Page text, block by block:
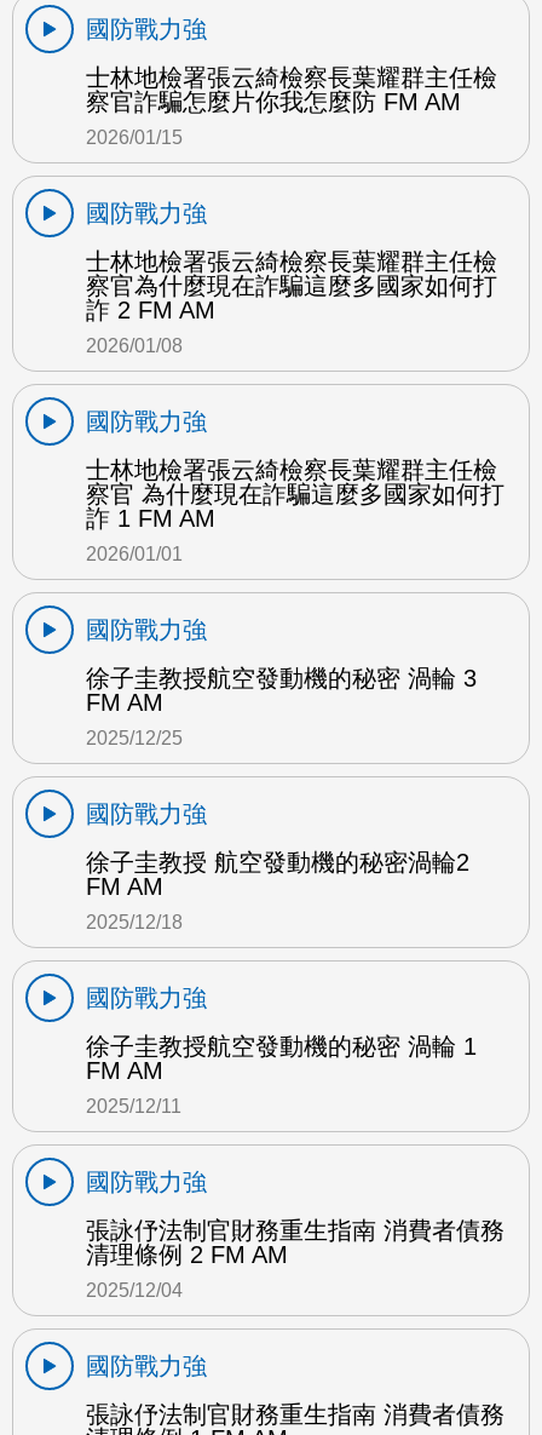
國防戰力強
士林地檢署張云綺檢察長葉耀群主任檢
察官詐騙怎麼片你我怎麼防 FM AM
2026/01/15
國防戰力強
士林地檢署張云綺檢察長葉耀群主任檢
察官為什麼現在詐騙這麼多國家如何打
詐 2 FM AM
2026/01/08
國防戰力強
士林地檢署張云綺檢察長葉耀群主任檢
察官 為什麼現在詐騙這麼多國家如何打
詐 1 FM AM
2026/01/01
國防戰力強
徐子圭教授航空發動機的秘密 渦輪 3
FM AM
2025/12/25
國防戰力強
徐子圭教授 航空發動機的秘密渦輪2
FM AM
2025/12/18
國防戰力強
徐子圭教授航空發動機的秘密 渦輪 1
FM AM
2025/12/11
國防戰力強
張詠伃法制官財務重生指南 消費者債務
清理條例 2 FM AM
2025/12/04
國防戰力強
張詠伃法制官財務重生指南 消費者債務